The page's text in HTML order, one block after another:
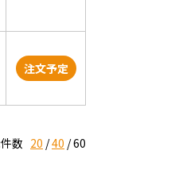
注文予定
数 20 40 60